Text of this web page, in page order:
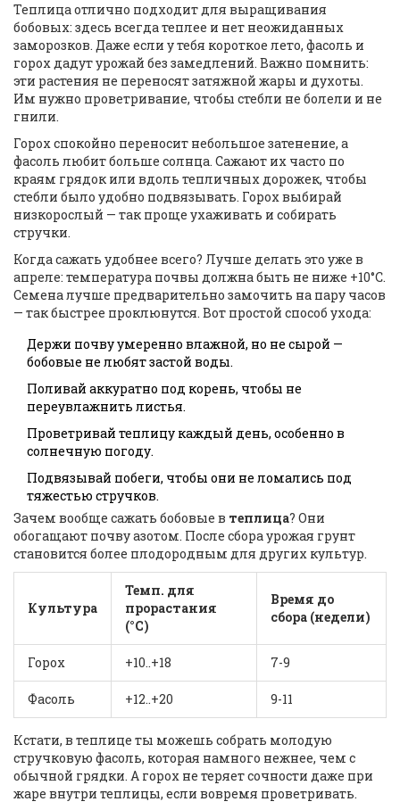
Теплица отлично подходит для выращивания
бобовых: здесь всегда теплее и нет неожиданных
заморозков. Даже если у тебя короткое лето, фасоль и
горох дадут урожай без замедлений. Важно помнить:
эти растения не переносят затяжной жары и духоты.
Им нужно проветривание, чтобы стебли не болели и не
гнили.
Горох спокойно переносит небольшое затенение, а
фасоль любит больше солнца. Сажают их часто по
краям грядок или вдоль тепличных дорожек, чтобы
стебли было удобно подвязывать. Горох выбирай
низкорослый — так проще ухаживать и собирать
стручки.
Когда сажать удобнее всего? Лучше делать это уже в
апреле: температура почвы должна быть не ниже +10°C.
Семена лучше предварительно замочить на пару часов
— так быстрее проклюнутся. Вот простой способ ухода:
Держи почву умеренно влажной, но не сырой —
бобовые не любят застой воды.
Поливай аккуратно под корень, чтобы не
переувлажнить листья.
Проветривай теплицу каждый день, особенно в
солнечную погоду.
Подвязывай побеги, чтобы они не ломались под
тяжестью стручков.
Зачем вообще сажать бобовые в теплица? Они
обогащают почву азотом. После сбора урожая грунт
становится более плодородным для других культур.
Культура
Темп. для
прорастания
(°C)
Время до
сбора (недели)
Горох +10..+18 7-9
Фасоль +12..+20 9-11
Кстати, в теплице ты можешь собрать молодую
стручковую фасоль, которая намного нежнее, чем с
обычной грядки. А горох не теряет сочности даже при
жаре внутри теплицы, если вовремя проветривать.